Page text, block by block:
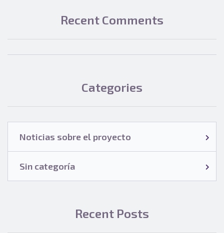
Recent Comments
Categories
Noticias sobre el proyecto
Sin categoría
Recent Posts